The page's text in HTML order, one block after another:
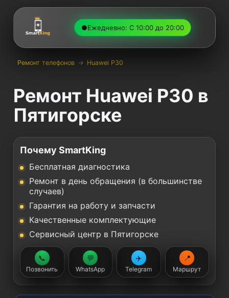
●Ежедневно: С 10:00 до 20:00
Ремонт телефонов → Huawei P30
Ремонт Huawei P30 в
Пятигорске
Почему SmartKing
Бесплатная диагностика
Ремонт в день обращения (в большинстве
случаев)
Гарантия на работу и запчасти
Качественные комплектующие
Сервисный центр в Пятигорске
📞
Позвонить
💬
WhatsApp
✈️
Telegram
📍
Маршрут